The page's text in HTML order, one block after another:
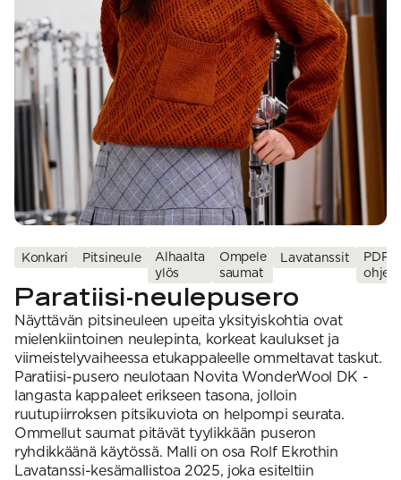
7 Veljestä
Nalle
Wonder Wool
Hehku
1 = ohuin, 7 = paksuin
1. Lace
2. 4-ply
3. Sport
4. DK
5. Aran
6. Chunky
7. Super Chunky
SESONGIN MALLISTOT
SS26 Kirsikka
Simberg & Hanna
Sumari
SS26 Hyvän olon
neuleet
SS26 Auringon
kosketus -
kesämallisto
SS26 Signature
Collection
INSPIROIDU
Yhteisö
Ajankohtaista
Tilaa uutiskirje
Kaikki artikkelit
Konkari Pitsineule
Alhaalta
ylös
Ompele
saumat
Lavatanssit
PDF-
ohje
Paratiisi-neulepusero
Näyttävän pitsineuleen upeita yksityiskohtia ovat
mielenkiintoinen neulepinta, korkeat kaulukset ja
viimeistelyvaiheessa etukappaleelle ommeltavat taskut.
Paratiisi-pusero neulotaan Novita WonderWool DK -
langasta kappaleet erikseen tasona, jolloin
ruutupiirroksen pitsikuviota on helpompi seurata.
Ommellut saumat pitävät tyylikkään puseron
ryhdikkäänä käytössä. Malli on osa Rolf Ekrothin
Lavatanssi-kesämallistoa 2025, joka esiteltiin